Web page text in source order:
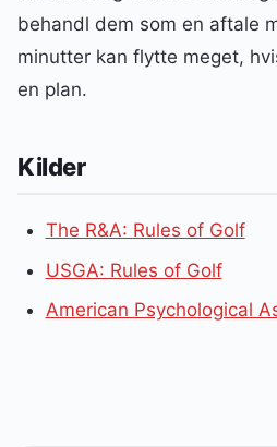
behandl dem som en aftale
minutter kan flytte meget,
en plan.
Kilder
The R&A: Rules of Golf
USGA: Rules of Golf
American Psychological